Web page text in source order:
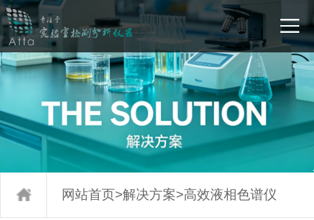
网站首页>解决方案>高效液相色谱仪